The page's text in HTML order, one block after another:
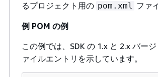
るプロジェクト用の pom.xml ファ
例 POM の例
この例では、SDK の 1.x と 2.x バー
ァイルエントリを示しています。